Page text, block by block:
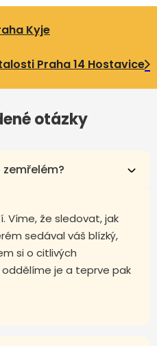
Kyje
Praha 14 Hostavice
otázky
Víme, že sledovat, jak
sedával váš blízký,
si o citlivých
je a teprve pak